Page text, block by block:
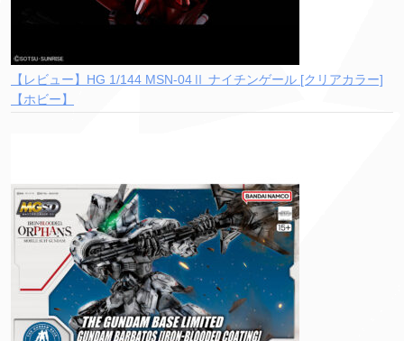
【レビュー】HG 1/144 MSN-04Ⅱ ナイチンゲール [クリアカラー]
【ホビー】